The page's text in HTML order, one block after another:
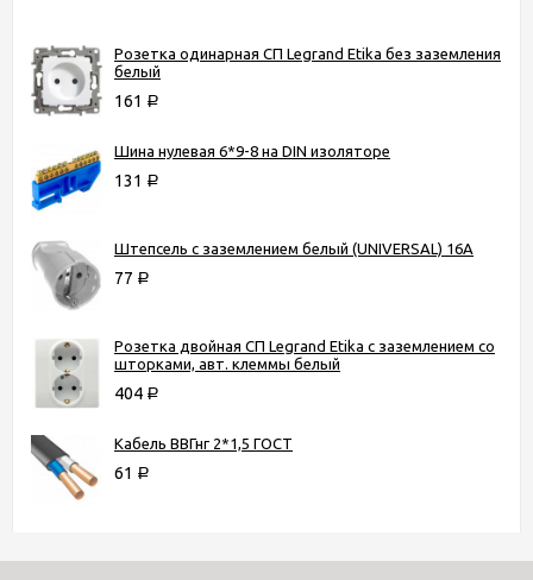
Розетка одинарная СП Legrand Etika без заземления
белый
161 Р
Шина нулевая 6*9-8 на DIN изоляторе
131 Р
Штепсель с заземлением белый (UNIVERSAL) 16А
77 Р
Розетка двойная СП Legrand Etika с заземлением со
шторками, авт. клеммы белый
404 Р
Кабель ВВГнг 2*1,5 ГОСТ
61 Р